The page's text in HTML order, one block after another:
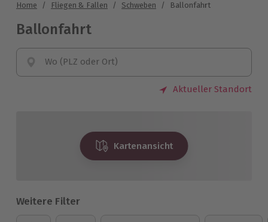
Home / Fliegen & Fallen / Schweben / Ballonfahrt
Ballonfahrt
Wo (PLZ oder Ort)
Aktueller Standort
Kartenansicht
Weitere Filter